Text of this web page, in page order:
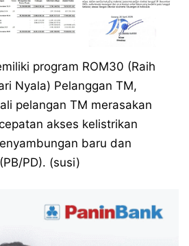
program ROM30 (Raih
Nyala) Pelanggan TM,
pelangan TM merasakan
akses kelistrikan
baru dan
PD). (susi)